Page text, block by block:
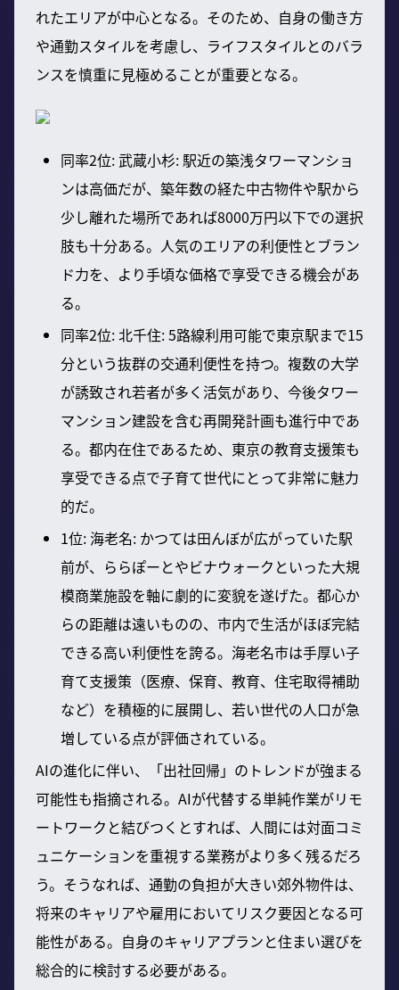
れたエリアが中心となる。そのため、自身の働き方
や通勤スタイルを考慮し、ライフスタイルとのバラ
ンスを慎重に見極めることが重要となる。
同率2位: 武蔵小杉: 駅近の築浅タワーマンショ
ンは高価だが、築年数の経た中古物件や駅から
少し離れた場所であれば8000万円以下での選択
肢も十分ある。人気のエリアの利便性とブラン
ド力を、より手頃な価格で享受できる機会があ
る。
同率2位: 北千住: 5路線利用可能で東京駅まで15
分という抜群の交通利便性を持つ。複数の大学
が誘致され若者が多く活気があり、今後タワー
マンション建設を含む再開発計画も進行中であ
る。都内在住であるため、東京の教育支援策も
享受できる点で子育て世代にとって非常に魅力
的だ。
1位: 海老名: かつては田んぼが広がっていた駅
前が、ららぽーとやビナウォークといった大規
模商業施設を軸に劇的に変貌を遂げた。都心か
らの距離は遠いものの、市内で生活がほぼ完結
できる高い利便性を誇る。海老名市は手厚い子
育て支援策（医療、保育、教育、住宅取得補助
など）を積極的に展開し、若い世代の人口が急
増している点が評価されている。
AIの進化に伴い、「出社回帰」のトレンドが強まる
可能性も指摘される。AIが代替する単純作業がリモ
ートワークと結びつくとすれば、人間には対面コミ
ュニケーションを重視する業務がより多く残るだろ
う。そうなれば、通勤の負担が大きい郊外物件は、
将来のキャリアや雇用においてリスク要因となる可
能性がある。自身のキャリアプランと住まい選びを
総合的に検討する必要がある。